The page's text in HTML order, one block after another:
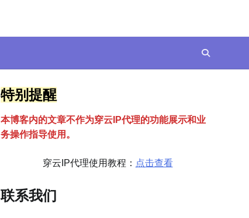
特别提醒
本博客内的文章不作为穿云 P代理的功能展示和业
务操作指导使用。
穿云IP代理使用教程： 点击查看
联系我们